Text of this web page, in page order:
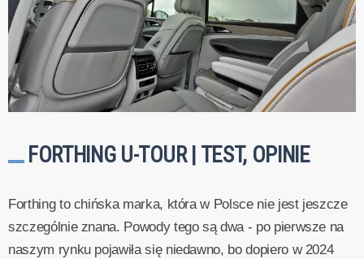
FORTHING U-TOUR | TEST, OPINIE
Forthing to chińska marka, która w Polsce nie jest jeszcze
szczególnie znana. Powody tego są dwa - po pierwsze na
naszym rynku pojawiła się niedawno, bo dopiero w 2024